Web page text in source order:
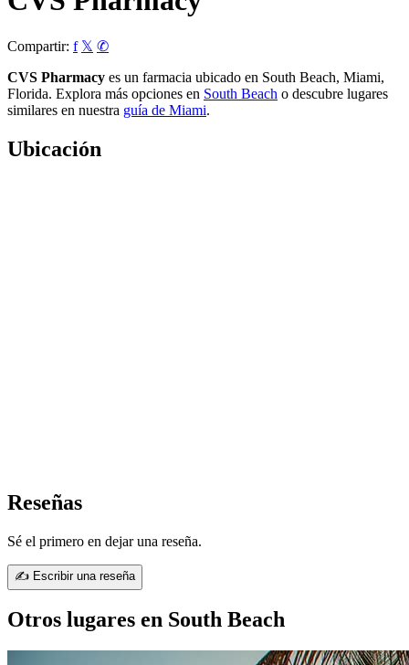
Compartir: f 𝕏 ✆
CVS Pharmacy es un farmacia ubicado en South Beach, Miami,
Florida. Explora más opciones en South Beach o descubre lugares
similares en nuestra guía de Miami.
Ubicación
Reseñas
Sé el primero en dejar una reseña.
✍ Escribir una reseña
Otros lugares en South Beach